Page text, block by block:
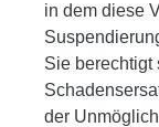
in dem diese
Sie berechtigt
der